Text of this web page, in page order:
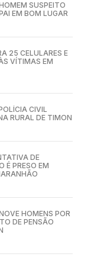
SUSPEITO
EM BOM LUGAR
25 CELULARES E
VÍTIMAS EM
CIVIL
RURAL DE TIMON
DE
É PRESO EM
HOMENS POR
DE PENSÃO